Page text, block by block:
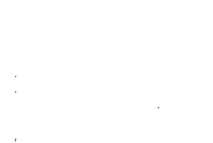
.
.
.
,